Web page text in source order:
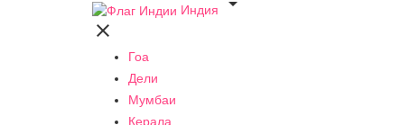
Индия

Гоа
Дели
Мумбаи
Керала